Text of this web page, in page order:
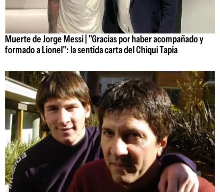
Muerte de Jorge Messi | "Gracias por haber acompañado y
formado a Lionel": la sentida carta del Chiqui Tapia